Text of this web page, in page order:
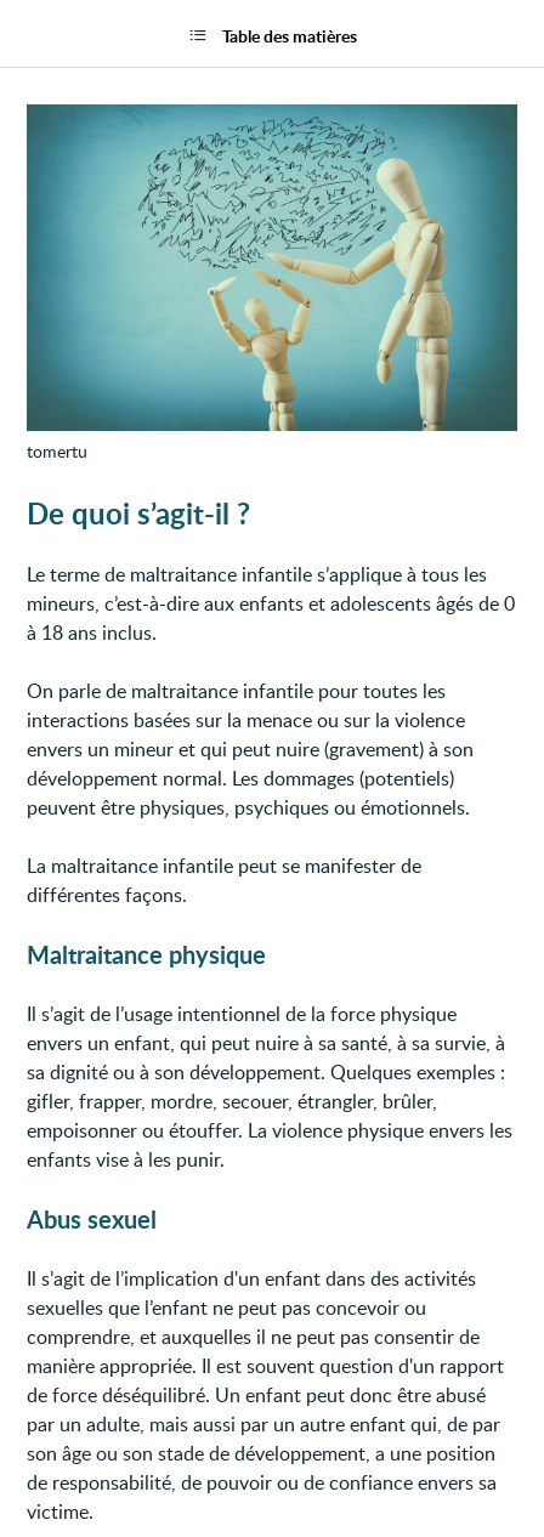
tomertu
De quoi s’agit-il ?
Le terme de maltraitance infantile s’applique à tous les
mineurs, c’est-à-dire aux enfants et adolescents âgés de 0
à 18 ans inclus.
On parle de maltraitance infantile pour toutes les
interactions basées sur la menace ou sur la violence
envers un mineur et qui peut nuire (gravement) à son
développement normal. Les dommages (potentiels)
peuvent être physiques, psychiques ou émotionnels.
La maltraitance infantile peut se manifester de
différentes façons.
Maltraitance physique
Il s’agit de l’usage intentionnel de la force physique
envers un enfant, qui peut nuire à sa santé, à sa survie, à
sa dignité ou à son développement. Quelques exemples :
gifler, frapper, mordre, secouer, étrangler, brûler,
empoisonner ou étouffer. La violence physique envers les
enfants vise à les punir.
Abus sexuel
Il s’agit de l’implication d'un enfant dans des activités
sexuelles que l’enfant ne peut pas concevoir ou
comprendre, et auxquelles il ne peut pas consentir de
manière appropriée. Il est souvent question d'un rapport
de force déséquilibré. Un enfant peut donc être abusé
par un adulte, mais aussi par un autre enfant qui, de par
son âge ou son stade de développement, a une position
de responsabilité, de pouvoir ou de confiance envers sa
victime.
Table des matières